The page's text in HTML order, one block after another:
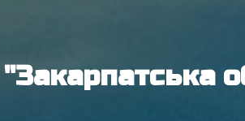
"Закарпатська